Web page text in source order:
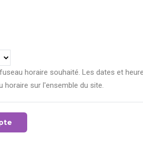
horaire souhaité. Les dates et
sur l'ensemble du site.